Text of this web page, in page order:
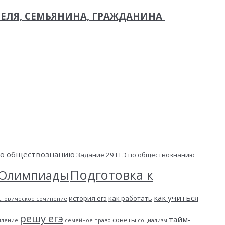
СЕМЬЯНИНА, ГРАЖДАНИНА
обществознанию Задание 29 ЕГЭ по обществознанию
Подготовка к
сочинение история егэ как работать как учиться
решу егэ семейное право советы социализм тайм-